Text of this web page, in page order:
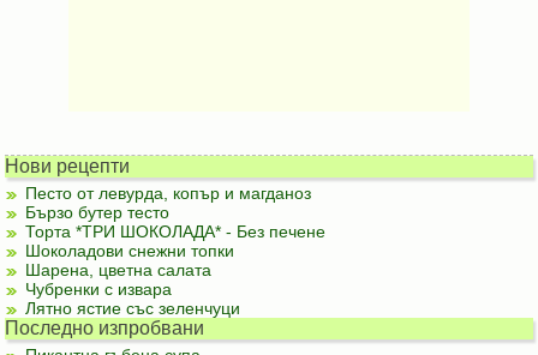
Нови рецепти
Песто от левурда, копър и магданоз
Бързо бутер тесто
Торта *ТРИ ШОКОЛАДА* - Без печене
Шоколадови снежни топки
Шарена, цветна салата
Чубренки с извара
Лятно ястие със зеленчуци
Последно изпробвани